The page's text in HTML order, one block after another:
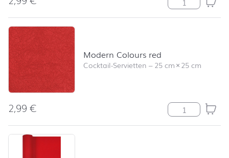
Modern Colours red
Cocktail-Servietten –25 cm×25 cm
2,99€ Modern